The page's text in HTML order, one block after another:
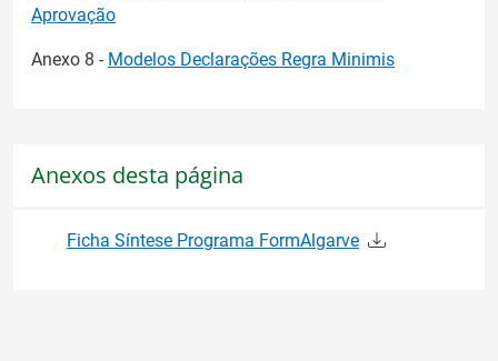
Aprovação
Anexo 8 - Modelos Declarações Regra Minimis
Anexos desta página
Ficha Síntese Programa FormAlgarve